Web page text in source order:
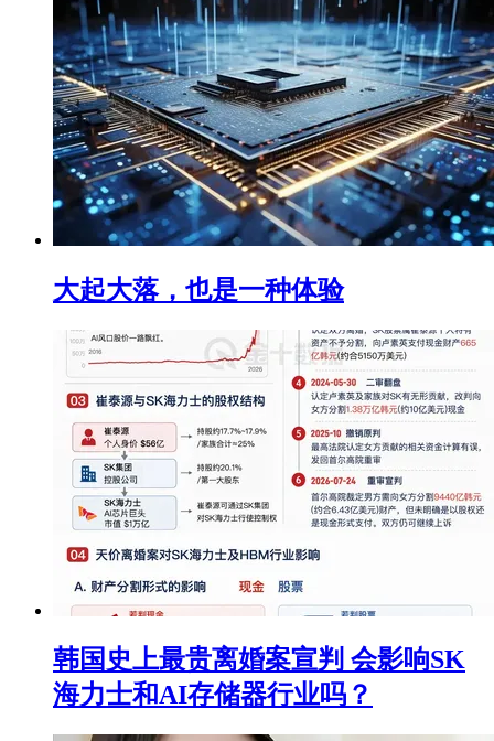
大起大落，也是一种体验
韩国史上最贵离婚案宣判 会影响SK
海力士和AI存储器行业吗？